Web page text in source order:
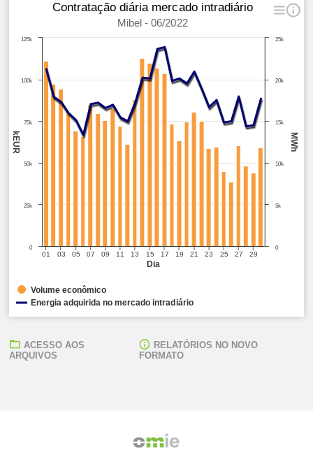
Dia
kEUR MWh
Contratação diária mercado intradiário
Mibel - 06/2022
01 07 13 19 25
03 05 09 11 15 17 21 23 27 29
0
25k
50k
75k
100k
125k
0
5k
10k
15k
20k
25k
Volume econômico
Energia adquirida no mercado intradiário
ACESSO AOS
ARQUIVOS
RELATÓRIOS NO NOVO
FORMATO